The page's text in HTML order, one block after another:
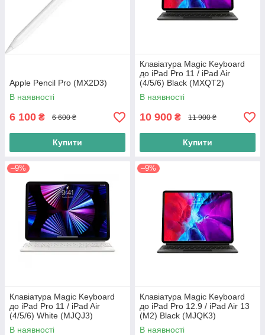
Apple Pencil Pro (MX2D3)
В наявності
6 100 ₴ 6 600 ₴
Купити
Клавіатура Magic Keyboard
до iPad Pro 11 / iPad Air
(4/5/6) Black (MXQT2)
В наявності
10 900 ₴ 11 900 ₴
Купити
–9%
Клавіатура Magic Keyboard
до iPad Pro 11 / iPad Air
(4/5/6) White (MJQJ3)
В наявності
–9%
Клавіатура Magic Keyboard
до iPad Pro 12.9 / iPad Air 13
(M2) Black (MJQK3)
В наявності